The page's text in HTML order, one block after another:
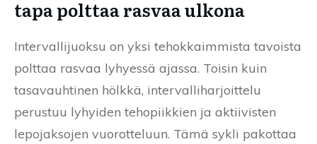
tapa polttaa rasvaa ulkona
Intervallijuoksu on yksi tehokkaimmista tavoista
polttaa rasvaa lyhyessä ajassa. Toisin kuin
tasavauhtinen hölkkä, intervalliharjoittelu
perustuu lyhyiden tehopiikkien ja aktiivisten
lepojaksojen vuorotteluun. Tämä sykli pakottaa